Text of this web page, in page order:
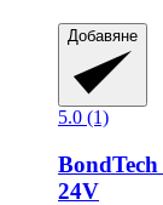
Добавяне
5.0 (1)
BondTech
24V